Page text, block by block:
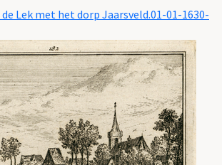
Lek met het dorp Jaarsveld.01-01-1630-